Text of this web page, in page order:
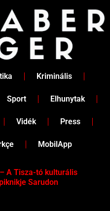
Kriminális
Sport Elhunytak
Vidék Press
MobilApp
A Tisza-tó kulturális
Sarudon